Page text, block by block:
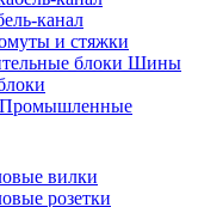
канал
и стяжки
Шины
Промышленные
вилки